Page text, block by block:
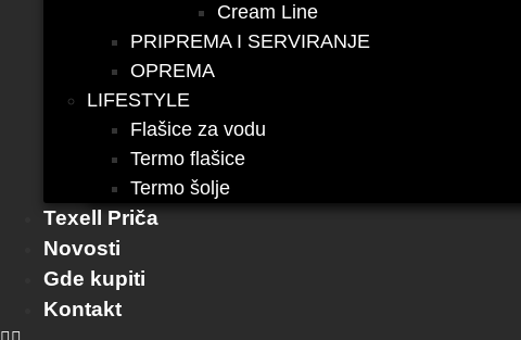
Cream Line
PRIPREMA I SERVIRANJE
OPREMA
LIFESTYLE
Flašice za vodu
Termo flašice
Termo šolje
Texell Priča
Novosti
Gde kupiti
Kontakt